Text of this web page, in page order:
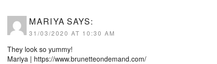
MARIYA SAYS:
31/03/2020 AT 10:30 AM
They look so yummy!
Mariya | https://www.brunetteondemand.com/